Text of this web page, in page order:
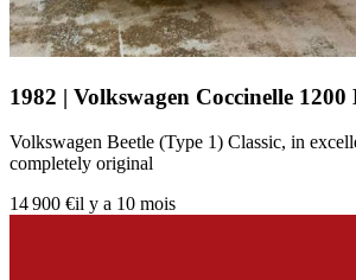
1982 | Volkswagen Coccinelle 1200
Volkswagen Beetle (Type 1) Classic, in
completely original
14 900 €il y a 10 mois